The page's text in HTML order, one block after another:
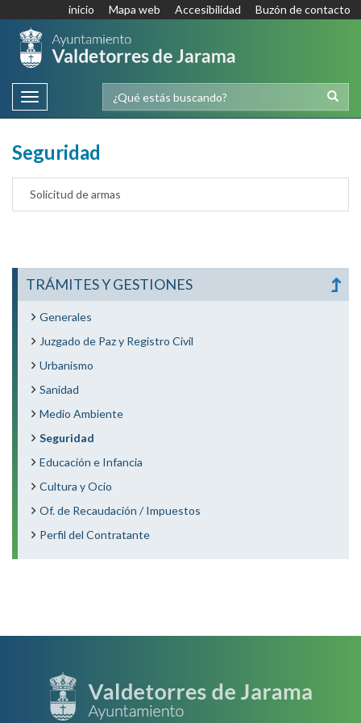
inicio Mapa web Accesibilidad Buzón de contacto
Toggle
navigation
Seguridad
Solicitud de armas
TRÁMITES Y GESTIONES
Generales
Juzgado de Paz y Registro Civil
Urbanismo
Sanidad
Medio Ambiente
Seguridad
Educación e Infancia
Cultura y Ocio
Of. de Recaudación / Impuestos
Perfil del Contratante